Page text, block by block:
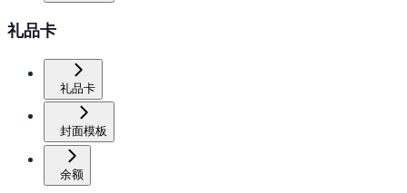
礼品卡
礼品卡
封面模板
余额